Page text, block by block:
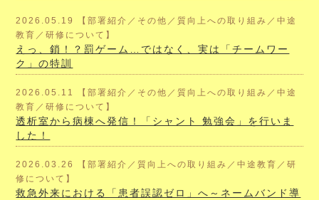
2026.05.19 【部署紹介／その他／質向上への取り組み／中途
教育／研修について】
えっ、鎖！？罰ゲーム…ではなく、実は「チームワー
ク」の特訓
2026.05.11 【部署紹介／その他／質向上への取り組み／中途
教育／研修について】
透析室から病棟へ発信！「シャント 勉強会」を行いま
した！
2026.03.26 【部署紹介／質向上への取り組み／中途教育／研
修について】
救急外来における「患者誤認ゼロ」へ～ネームバンド導